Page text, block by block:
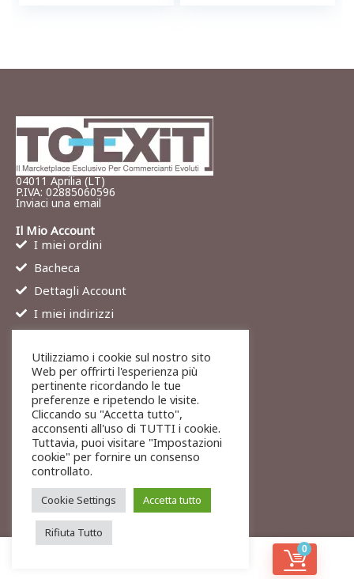
0
04011 Aprilia (LT)
P.IVA: 02885060596
Inviaci una email
Il Mio Account
I miei ordini
Bacheca
Dettagli Account
I miei indirizzi
Chi siamo
Services
Blog
Contatti
Legali
Termini di servizio
Resi e rimborsi
Cookies
Privacy
Utilizziamo i cookie sul nostro sito
Web per offrirti l'esperienza più
pertinente ricordando le tue
preferenze e ripetendo le visite.
Cliccando su "Accetta tutto",
acconsenti all'uso di TUTTI i cookie.
Tuttavia, puoi visitare "Impostazioni
cookie" per fornire un consenso
controllato.
Cookie Settings Accetta tutto
Rifiuta Tutto